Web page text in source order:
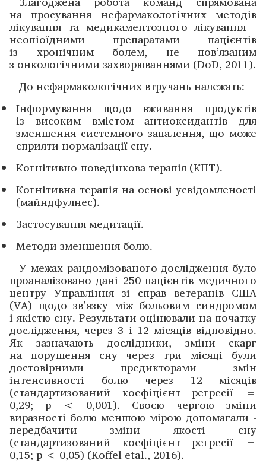
на просу­вання нефармакологічних методів
лікування та медикаментозного лікування ­
неопіоїдними препаратами пацієнтів
із хронічним болем, не пов’язаним
з онкологічними захворюваннями (DoD, 2011).
До нефармакологічних втручань належать:
Інформування щодо вживання продуктів
із високим вмістом антиоксидантів для
зменшення системного запалення, що може
сприяти нормалізації сну.
Когнітивно-поведінкова терапія (КПТ).
Когнітивна терапія на основі усвідомленості
(майнд­фулнес).
Застосування медитації.
Методи зменшення болю.
У межах рандомізованого дослі­дження було
проаналізовано дані 250 пацієнтів медичного
центру Управління зі справ ветеранів США
(VA) щодо зв’язку між больовим синдромом
і якістю сну. Результати оцінювали на ­початку
дослі­дження, через 3 і 12 місяців відповідно.
Як зазначають дослідники, ­зміни скарг
на пору­шення сну через три місяці були
достовірними ­предикторами змін
інтенсивності болю ­через 12 місяців
(стандартизований коефіцієнт регресії =
0,29; p < 0,001). ­Своєю чергою зміни
виразності болю меншою мірою ­допомагали ­
передбачити зміни ­якості сну
(стандартизований коефіцієнт регресії =
0,15; p < 0,05) (Koffel etal., 2016).